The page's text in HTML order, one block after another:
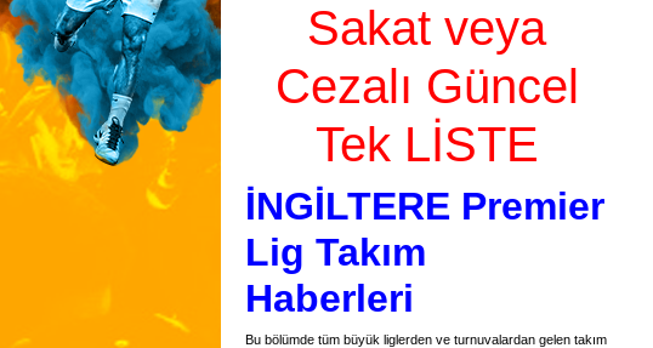
Sakat veya
Cezalı Güncel
Tek LİSTE
İNGİLTERE Premier
Lig Takım
Haberleri
Bu bölümde tüm büyük liglerden ve turnuvalardan gelen takım